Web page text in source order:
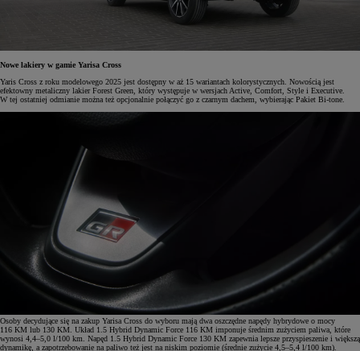
Nowe lakiery w gamie Yarisa Cross
Yaris Cross z roku modelowego 2025 jest dostępny w aż 15 wariantach kolorystycznych. Nowością jest
efektowny metaliczny lakier Forest Green, który występuje w wersjach Active, Comfort, Style i Executive.
W tej ostatniej odmianie można też opcjonalnie połączyć go z czarnym dachem, wybierając Pakiet Bi-tone.
Osoby decydujące się na zakup Yarisa Cross do wyboru mają dwa oszczędne napędy hybrydowe o mocy
116 KM lub 130 KM. Układ 1.5 Hybrid Dynamic Force 116 KM imponuje średnim zużyciem paliwa, które
wynosi 4,4–5,0 l/100 km. Napęd 1.5 Hybrid Dynamic Force 130 KM zapewnia lepsze przyspieszenie i większą
dynamikę, a zapotrzebowanie na paliwo też jest na niskim poziomie (średnie zużycie 4,5–5,4 l/100 km).